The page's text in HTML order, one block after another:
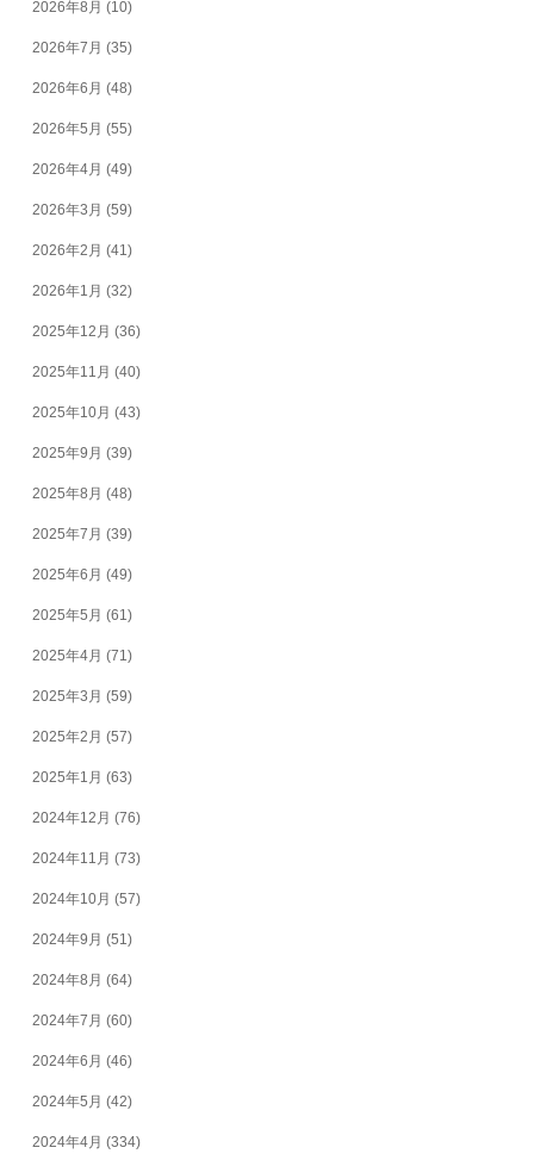
2026年8月 (10)
2026年7月 (35)
2026年6月 (48)
2026年5月 (55)
2026年4月 (49)
2026年3月 (59)
2026年2月 (41)
2026年1月 (32)
2025年12月 (36)
2025年11月 (40)
2025年10月 (43)
2025年9月 (39)
2025年8月 (48)
2025年7月 (39)
2025年6月 (49)
2025年5月 (61)
2025年4月 (71)
2025年3月 (59)
2025年2月 (57)
2025年1月 (63)
2024年12月 (76)
2024年11月 (73)
2024年10月 (57)
2024年9月 (51)
2024年8月 (64)
2024年7月 (60)
2024年6月 (46)
2024年5月 (42)
2024年4月 (334)